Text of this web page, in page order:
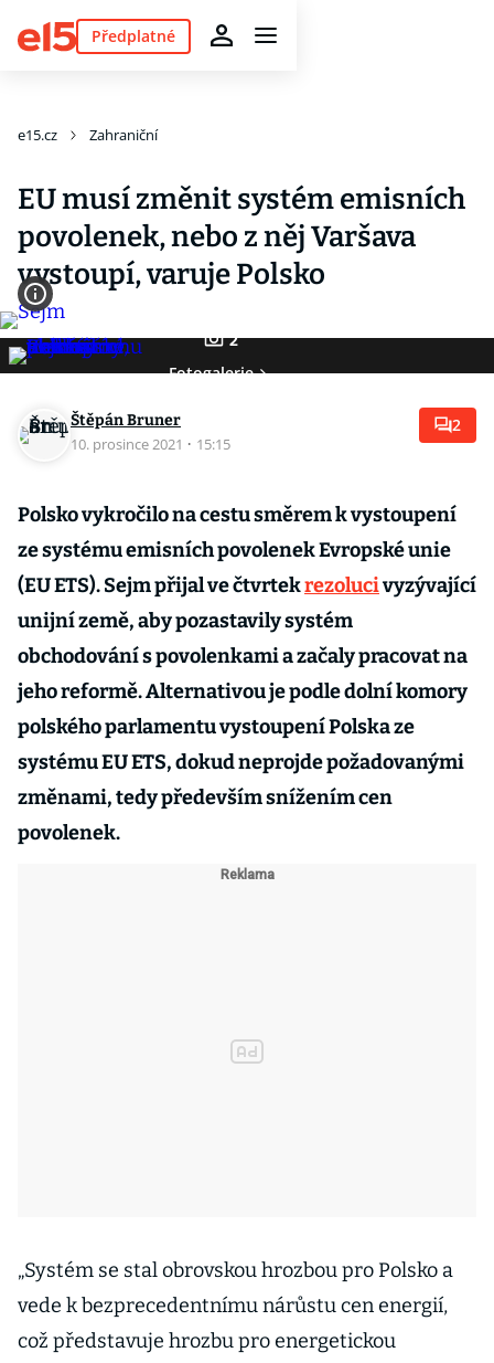
Předplatné
e15.cz Zahraniční
EU musí změnit systém emisních
povolenek, nebo z něj Varšava
vystoupí, varuje Polsko
2
Fotogalerie
Štěpán Bruner
10. prosince 2021 · 15:15
2
Polsko vykročilo na cestu směrem k vystoupení
ze systému emisních povolenek Evropské unie
(EU ETS). Sejm přijal ve čtvrtekrezolucivyzývající
unijní země, aby pozastavily systém
obchodování s povolenkami a začaly pracovat na
jeho reformě. Alternativou je podle dolní komory
polského parlamentu vystoupení Polska ze
systému EU ETS, dokud neprojde požadovanými
změnami, tedy především snížením cen
povolenek.
„Systém se stal obrovskou hrozbou pro Polsko a
vede k bezprecedentnímu nárůstu cen energií,
což představuje hrozbu pro energetickou